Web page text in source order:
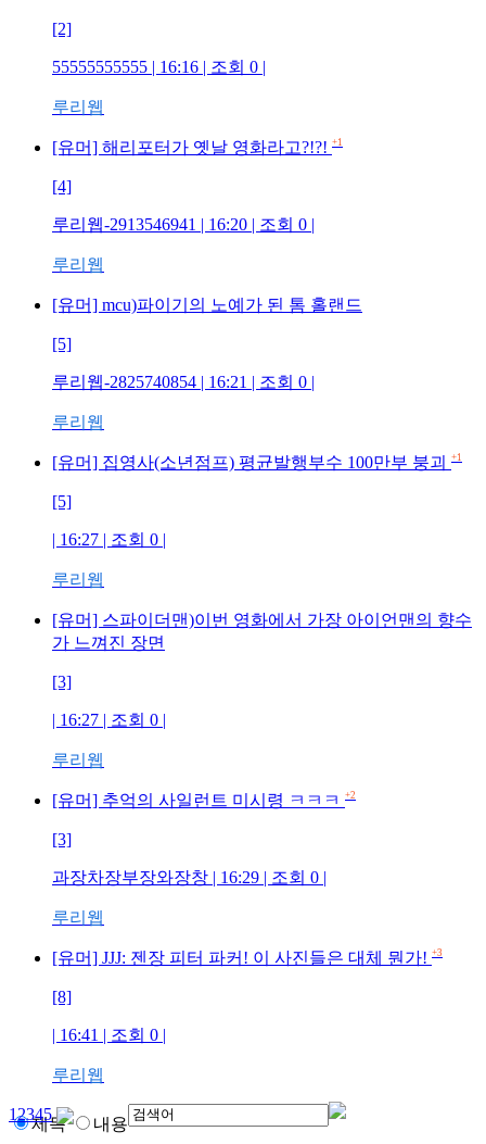
[2]
55555555555 | 16:16 | 조회 0 |
루리웹
[유머] 해리포터가 옛날 영화라고?!?! +1
[4]
루리웹-2913546941 | 16:20 | 조회 0 |
루리웹
[유머] mcu)파이기의 노예가 된 톰 홀랜드
[5]
루리웹-2825740854 | 16:21 | 조회 0 |
루리웹
[유머] 집영사(소년점프) 평균발행부수 100만부 붕괴 +1
[5]
| 16:27 | 조회 0 |
루리웹
[유머] 스파이더맨)이번 영화에서 가장 아이언맨의 향수
가 느껴진 장면
[3]
| 16:27 | 조회 0 |
루리웹
[유머] 추억의 사일런트 미시령 ㅋㅋㅋ +2
[3]
과장차장부장와장창 | 16:29 | 조회 0 |
루리웹
[유머] JJJ: 젠장 피터 파커! 이 사진들은 대체 뭔가! +3
[8]
| 16:41 | 조회 0 |
루리웹
12345
제목 내용